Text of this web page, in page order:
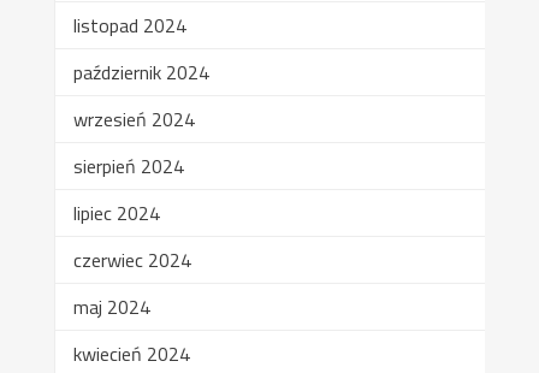
listopad 2024
październik 2024
wrzesień 2024
sierpień 2024
lipiec 2024
czerwiec 2024
maj 2024
kwiecień 2024